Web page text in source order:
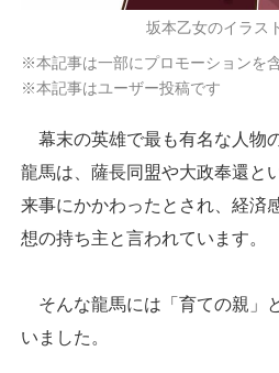
坂本乙女のイラス
※本記事は一部にプロモーションを
※本記事はユーザー投稿です
幕末の英雄で最も有名な人物
龍馬は、薩長同盟や大政奉還と
来事にかかわったとされ、経済
想の持ち主と言われています。
そんな龍馬には「育ての親」
いました。